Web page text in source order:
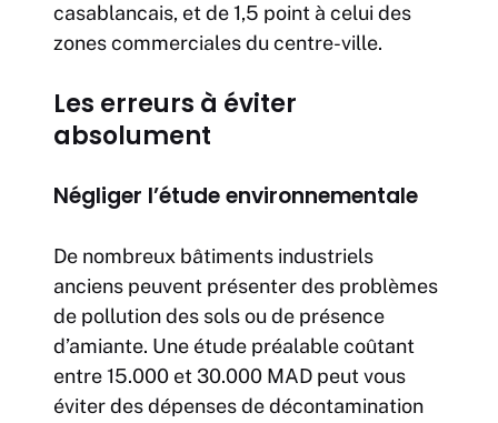
casablancais, et de 1,5 point à celui des
zones commerciales du centre-ville.
Les erreurs à éviter
absolument
Négliger l’étude environnementale
De nombreux bâtiments industriels
anciens peuvent présenter des problèmes
de pollution des sols ou de présence
d’amiante. Une étude préalable coûtant
entre 15.000 et 30.000 MAD peut vous
éviter des dépenses de décontamination